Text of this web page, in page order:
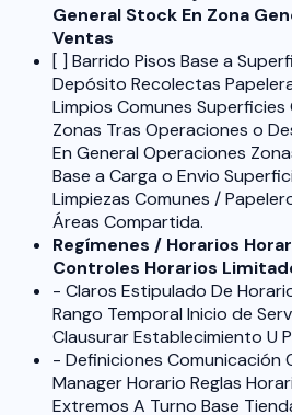
General Stock En Zona
Ventas
[ ] Barrido Pisos Base a
Depósito Recolectas
Limpios Comunes
Zonas Tras Operaciones o
En General Operaciones
Base a Carga o Envio
Limpiezas Comunes /
Áreas Compartida.
Regímenes / Horarios
Controles Horarios
- Claros Estipulado De
Rango Temporal Inicio de
Clausurar Establecimiento U
- Definiciones Comunicación
Manager Horario Reglas
Extremos A Turno Base